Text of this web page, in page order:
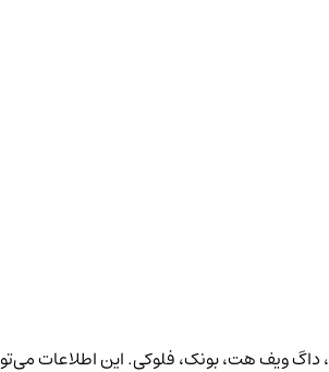
برتر بازار شامل شیبا اینو، پپه، داگ ویف هت، بونک،